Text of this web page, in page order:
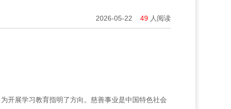
2026-05-22 49 人阅读
开展学习教育指明了方向。慈善事业是中国特色社会